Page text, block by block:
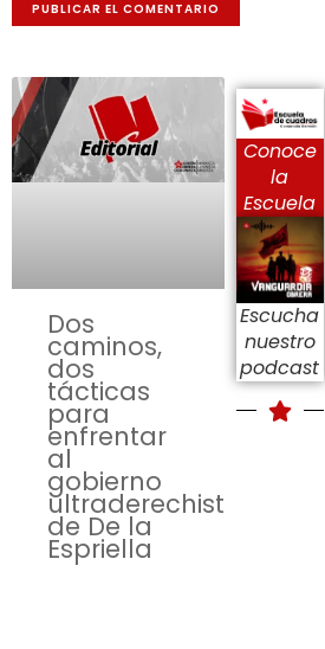
Dos
caminos,
dos
tácticas
para
enfrentar
al
gobierno
ultraderechista
de De la
Espriella
Conoce
la
Escuela
Escucha
nuestro
podcast